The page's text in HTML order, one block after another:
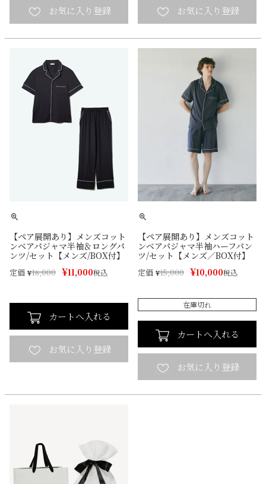
【ペア展開あり】メンズコット
ンベアパジャマ半袖＆ロングパ
ンツ/セット【メンズ/BOX付】
定価 ¥16,000 ¥11,000税込
カートへ入れる
【ペア展開あり】メンズコット
ンベアパジャマ半袖ハーフパン
ツ/セット【メンズ／BOX付】
定価 ¥15,000 ¥10,000税込
在庫切れ
カートへ入れる